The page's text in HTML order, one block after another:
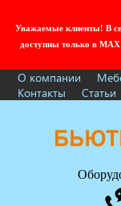
Уважаемые клиенты! В
доступны только в MAX
О компании
Контакты
Статьи